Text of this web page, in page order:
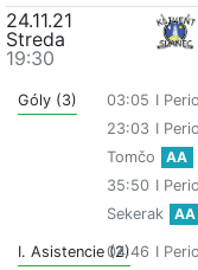
24.11.21
Streda
19:30
Góly (3) 03:05 I
23:03 I
Tomčo
AA
35:50 I
Sekerak
AA
I. Asistencie (2)04:46 I